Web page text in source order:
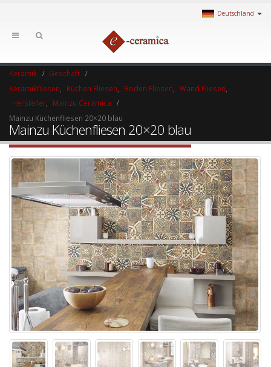
Deutschland
Keramik
Geschäft
Keramikfliesen
Küchen Fliesen Boden Fliesen Wand Fliesen
Hersteller
Mainzu Ceramica
Mainzu Küchenfliesen 20×20 blau
Mainzu Küchenfliesen 20×20 blau